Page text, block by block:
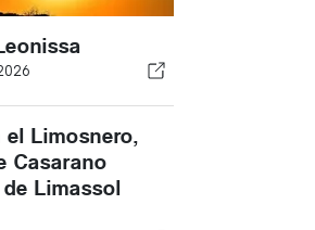
el Limosnero,
Casarano
Limassol